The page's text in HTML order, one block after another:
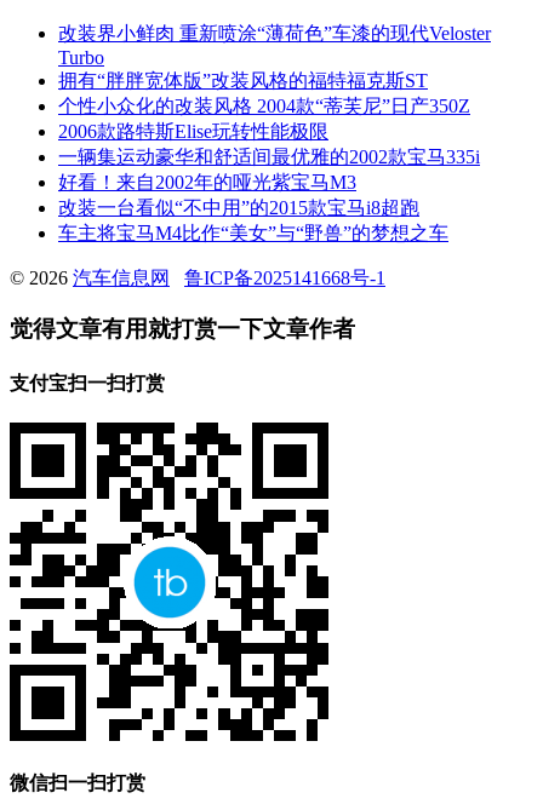
改装界小鲜肉 重新喷涂“薄荷色”车漆的现代Veloster
Turbo
拥有“胖胖宽体版”改装风格的福特福克斯ST
个性小众化的改装风格 2004款“蒂芙尼”日产350Z
2006款路特斯Elise玩转性能极限
一辆集运动豪华和舒适间最优雅的2002款宝马335i
好看！来自2002年的哑光紫宝马M3
改装一台看似“不中用”的2015款宝马i8超跑
车主将宝马M4比作“美女”与“野兽”的梦想之车
© 2026 汽车信息网 鲁ICP备2025141668号-1
觉得文章有用就打赏一下文章作者
支付宝扫一扫打赏
微信扫一扫打赏